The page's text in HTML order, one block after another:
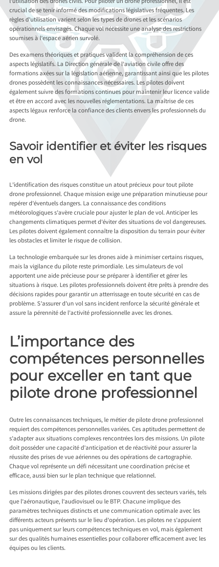
crucial de se tenir informé des modifications législatives fréquentes. Les
règles d’utilisation varient selon les types de drones et les scénarios
opérationnels envisagés. Chaque vol nécessite une analyse des restrictions
soumises à l’espace aérien survolé.
Des examens théoriques et pratiques valident la compréhension de ces
aspects législatifs. La Direction générale de l’aviation civile offre des
formations axées sur la législation aérienne, garantissant ainsi que les pilotes
drones possèdent les connaissances nécessaires. Les pilotes doivent
également suivre des formations continues pour maintenir leur licence valide
et être en accord avec les nouvelles réglementations. La maîtrise de ces
aspects légaux renforce la confiance des clients envers les professionnels du
drone.
Savoir identifier et éviter les risques
en vol
L’identification des risques constitue un atout précieux pour tout pilote
drone professionnel. Chaque mission exige une préparation minutieuse pour
repérer d’éventuels dangers. La connaissance des conditions
météorologiques s’avère cruciale pour ajuster le plan de vol. Anticiper les
changements climatiques permet d’éviter des situations de vol dangereuses.
Les pilotes doivent également connaître la disposition du terrain pour éviter
les obstacles et limiter le risque de collision.
La technologie embarquée sur les drones aide à minimiser certains risques,
mais la vigilance du pilote reste primordiale. Les simulateurs de vol
apportent une aide précieuse pour se préparer à identifier et gérer les
situations à risque. Les pilotes professionnels doivent être prêts à prendre des
décisions rapides pour garantir un atterrissage en toute sécurité en cas de
problème. S’assurer d’un vol sans incident renforce la sécurité générale et
assure la pérennité de l’activité professionnelle avec les drones.
L’importance des
compétences personnelles
pour exceller en tant que
pilote drone professionnel
Outre les connaissances techniques, le métier de pilote drone professionnel
requiert des compétences personnelles variées. Ces aptitudes permettent de
s’adapter aux situations complexes rencontrées lors des missions. Un pilote
doit posséder une capacité d’anticipation et de réactivité pour assurer la
réussite des prises de vue aériennes ou des opérations de cartographie.
Chaque vol représente un défi nécessitant une coordination précise et
efficace, aussi bien sur le plan technique que relationnel.
Les missions dirigées par des pilotes drones couvrent des secteurs variés, tels
que l’aéronautique, l’audiovisuel ou le BTP. Chacune implique des
paramètres techniques distincts et une communication optimale avec les
différents acteurs présents sur le lieu d’opération. Les pilotes ne s’appuient
pas uniquement sur leurs compétences techniques en vol, mais également
sur des qualités humaines essentielles pour collaborer efficacement avec les
équipes ou les clients.